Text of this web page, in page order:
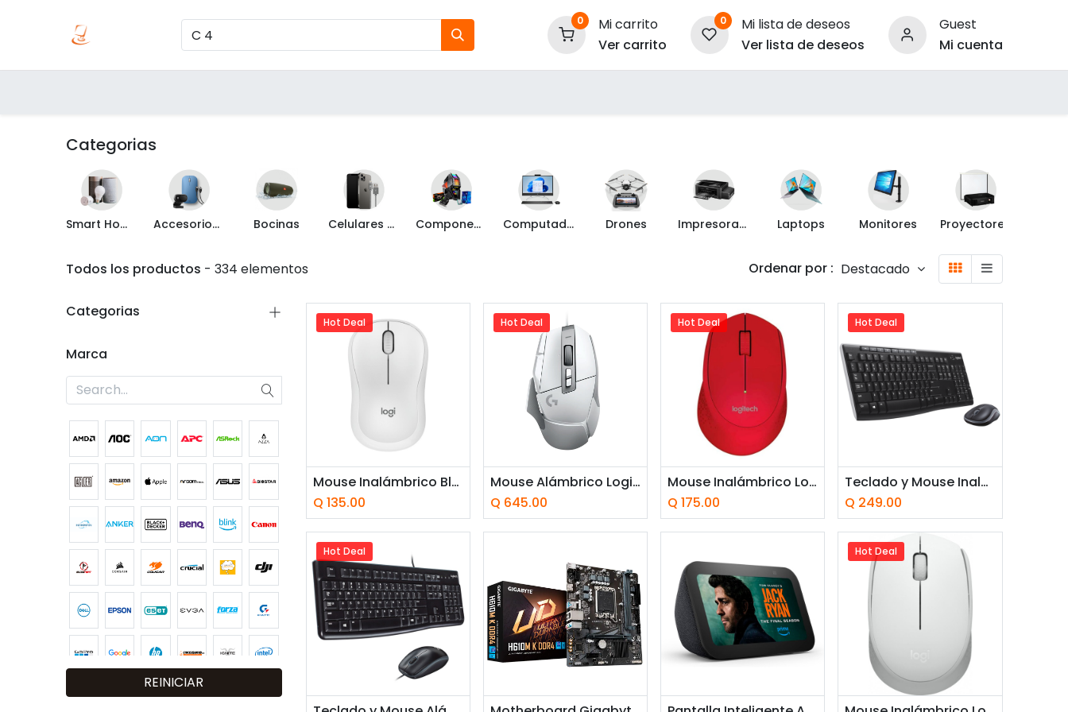
0
Mi carrito
Ver carrito
0
Mi lista de deseos
Ver lista de deseos
Guest
Mi cuenta
Categorias
Smart Home Accesorios de Computo Bocinas Celulares y Mas Componentes de PC Computadoras Drones Impresoras y Escáner Laptops Monitores Proyectores
Todos los productos - 334 elementos Ordenar por : Destacado
Categorias
Marca
REINICIAR
Hot Deal
Añadir a la cesta Mouse Inalámbrico Bluetooth Logitech M240 4000DPI Blanco
Q 135.00
Hot Deal
Añadir a la cesta Mouse Alámbrico Logitech G502 X Gaming 25.600DPI Blanco
Q 645.00
Hot Deal
Añadir a la cesta Mouse Inalámbrico Logitech M280 Óptico 1000DPI Rojo
Q175.00
Hot Deal
Añadir a la cestaTeclado y Mouse Inalámbrico Logitech MK270 Negro Español
Q 249.00
Hot Deal Hot Deal